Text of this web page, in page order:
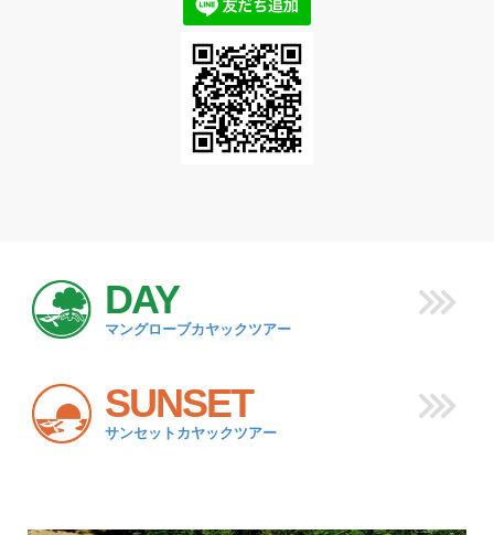
DAY
マングローブカヤックツアー
SUNSET
サンセットカヤックツアー